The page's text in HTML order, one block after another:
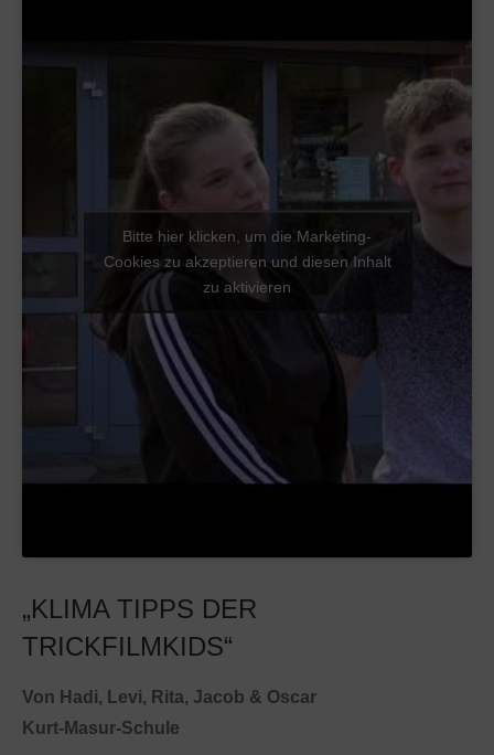
Bitte hier klicken, um die Marketing-
Cookies zu akzeptieren und diesen Inhalt
zu aktivieren
„KLIMA TIPPS DER
TRICKFILMKIDS“
Von Hadi, Levi, Rita, Jacob & Oscar
Kurt-Masur-Schule